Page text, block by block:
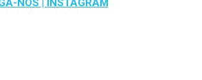
NOS | INSTAGRAM